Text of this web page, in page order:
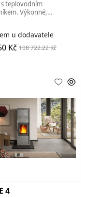
teplovodním
Výkonné,
u dodavatele
Kč 108 722.22 Kč
4